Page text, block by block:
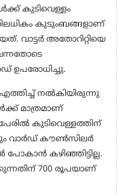
കുടിവെള്ളം
കുടുംബങ്ങളാണ്
വാട്ടർ അതോറിറ്റിയെ
വന്നതോടെ
ഉപരോധിച്ചു.
എത്തിച്ച് നൽകിയിരുന്നു
മാത്രമാണ്
കുടിവെള്ളത്തിന്
വാർഡ് കൗൺസിലർ
കഴിഞ്ഞിട്ടില്ല.
700 രൂപയാണ്